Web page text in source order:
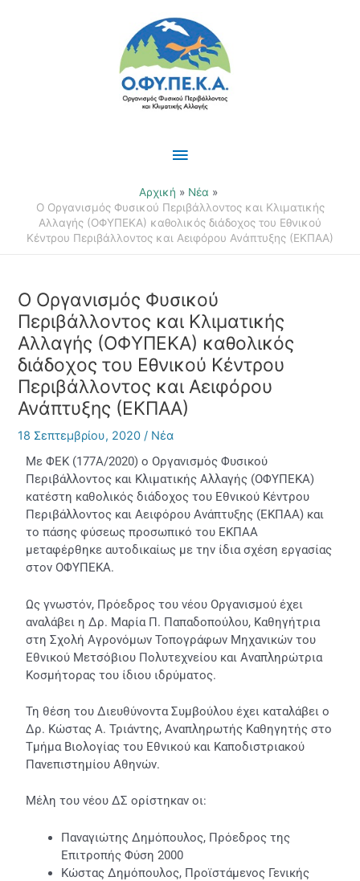
Κύριο
Μενού
Αρχική
Νέα
Ο Οργανισμός Φυσικού Περιβάλλοντος και Κλιματικής
Αλλαγής (ΟΦΥΠΕΚΑ) καθολικός διάδοχος του Εθνικού
Κέντρου Περιβάλλοντος και Αειφόρου Ανάπτυξης (ΕΚΠΑΑ)
Ο Οργανισμός Φυσικού
Περιβάλλοντος και Κλιματικής
Αλλαγής (ΟΦΥΠΕΚΑ) καθολικός
διάδοχος του Εθνικού Κέντρου
Περιβάλλοντος και Αειφόρου
Ανάπτυξης (ΕΚΠΑΑ)
18 Σεπτεμβρίου, 2020/ Νέα
Με ΦΕΚ (177Α/2020) ο Οργανισμός Φυσικού
Περιβάλλοντος και Κλιματικής Αλλαγής (ΟΦΥΠΕΚΑ)
κατέστη καθολικός διάδοχος του Εθνικού Κέντρου
Περιβάλλοντος και Αειφόρου Ανάπτυξης (ΕΚΠΑΑ) και
το πάσης φύσεως προσωπικό του ΕΚΠΑΑ
μεταφέρθηκε αυτοδικαίως με την ίδια σχέση εργασίας
στον ΟΦΥΠΕΚΑ.
Ως γνωστόν, Πρόεδρος του νέου Οργανισμού έχει
αναλάβει η Δρ. Μαρία Π. Παπαδοπούλου, Καθηγήτρια
στη Σχολή Αγρονόμων Τοπογράφων Μηχανικών του
Εθνικού Μετσόβιου Πολυτεχνείου και Αναπληρώτρια
Κοσμήτορας του ίδιου ιδρύματος.
Τη θέση του Διευθύνοντα Συμβούλου έχει καταλάβει ο
Δρ. Κώστας Α. Τριάντης, Αναπληρωτής Καθηγητής στο
Τμήμα Βιολογίας του Εθνικού και Καποδιστριακού
Πανεπιστημίου Αθηνών.
Μέλη του νέου ΔΣ ορίστηκαν οι:
Παναγιώτης Δημόπουλος, Πρόεδρος της
Επιτροπής Φύση 2000
Κώστας Δημόπουλος, Προϊστάμενος Γενικής